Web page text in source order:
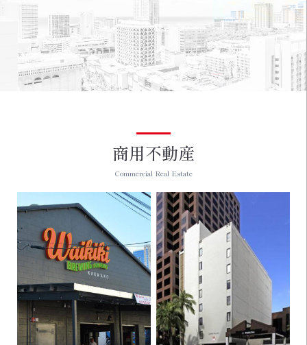
商用不動産
Commercial Real Estate